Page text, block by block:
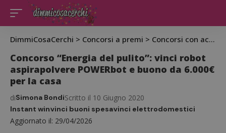
DimmiCosaCerchi > Concorsi a premi > Concorsi con acquisto
Concorso “Energia del pulito”: vinci robot
aspirapolvere POWERbot e buono da 6.000€
per la casa
Aggiornato il: 29/04/2026
diSimona BondiScritto il 10 Giugno 2020
Instant winvinci buoni spesavinci elettrodomestici